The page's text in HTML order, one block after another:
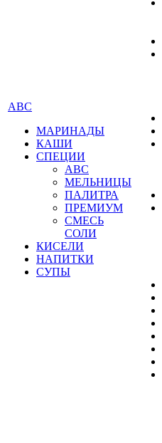
АВС
МАРИНАДЫ
КАШИ
СПЕЦИИ
АВС
МЕЛЬНИЦЫ
ПАЛИТРА
ПРЕМИУМ
СМЕСЬ
СОЛИ
КИСЕЛИ
НАПИТКИ
СУПЫ